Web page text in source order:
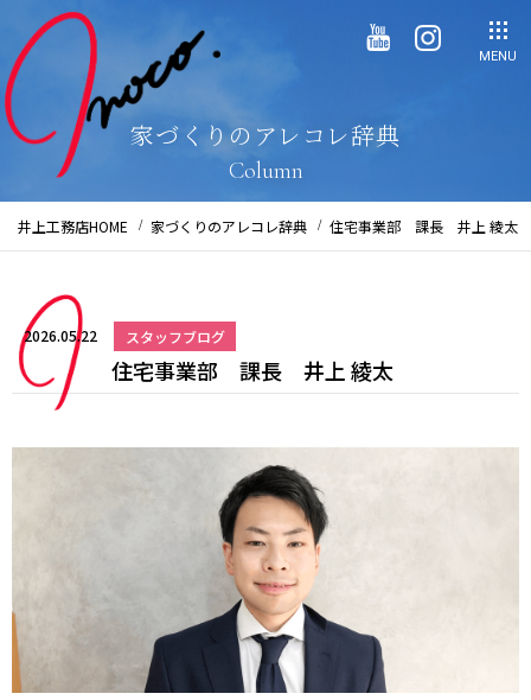
MENU
家づくりのアレコレ辞典
Column
井上工務店HOME 家づくりのアレコレ辞典 住宅事業部 課長 井上 綾太
2026.05.22 スタッフブログ
住宅事業部 課長 井上 綾太